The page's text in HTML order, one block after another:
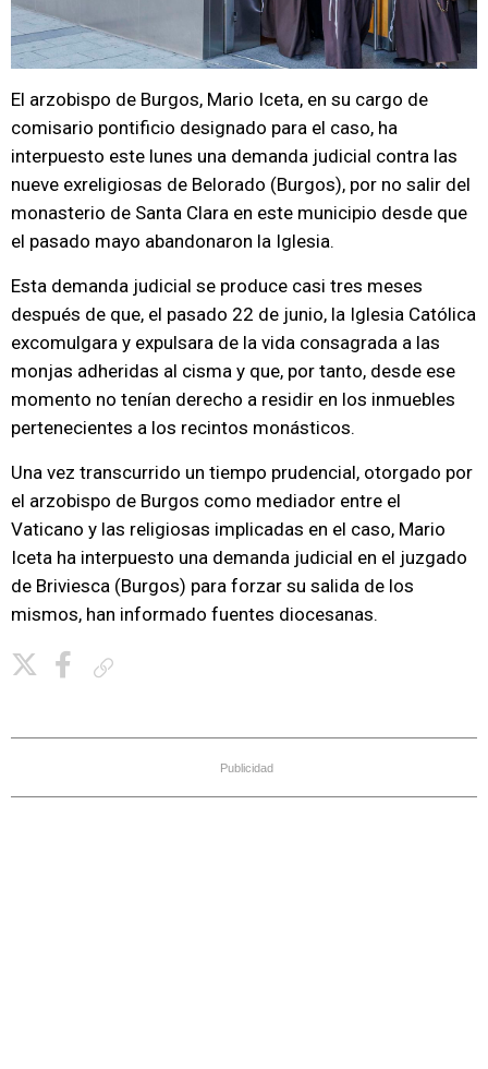
El arzobispo de Burgos, Mario Iceta, en su cargo de
comisario pontificio designado para el caso, ha
interpuesto este lunes una demanda judicial contra las
nueve exreligiosas de Belorado (Burgos), por no salir del
monasterio de Santa Clara en este municipio desde que
el pasado mayo abandonaron la Iglesia.
Esta demanda judicial se produce casi tres meses
después de que, el pasado 22 de junio, la Iglesia Católica
excomulgara y expulsara de la vida consagrada a las
monjas adheridas al cisma y que, por tanto, desde ese
momento no tenían derecho a residir en los inmuebles
pertenecientes a los recintos monásticos.
Una vez transcurrido un tiempo prudencial, otorgado por
el arzobispo de Burgos como mediador entre el
Vaticano y las religiosas implicadas en el caso, Mario
Iceta ha interpuesto una demanda judicial en el juzgado
de Briviesca (Burgos) para forzar su salida de los
mismos, han informado fuentes diocesanas.
Publicidad